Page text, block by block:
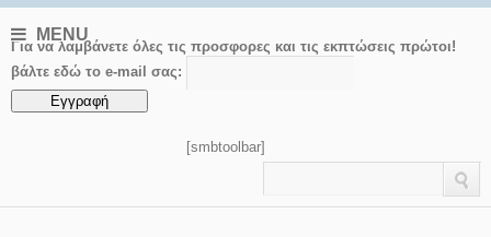
MENU
Για να λαμβάνετε όλες τις προσφορες και τις εκπτώσεις πρώτοι!
βάλτε εδώ το e-mail σας:
[smbtoolbar]